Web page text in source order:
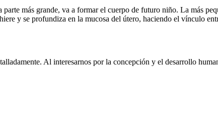
más grande, va a formar el cuerpo de futuro niño. La más
y se profundiza en la mucosa del útero, haciendo el vínculo
Al interesarnos por la concepción y el desarrollo